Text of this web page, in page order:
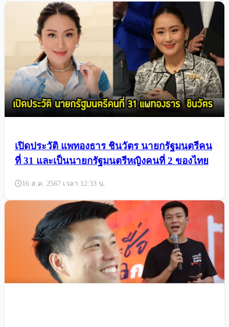
เปิดประวัติ แพทองธาร ชินวัตร นายกรัฐมนตรีคน
ที่ 31 และเป็นนายกรัฐมนตรีหญิงคนที่ 2 ของไทย
16 ส.ค. 2567 เวลา 12:33 น.